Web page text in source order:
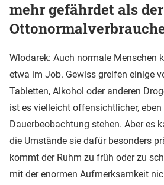
mehr gefährdet als der
Wlodarek: Auch normale Menschen
etwa im Job. Gewiss greifen einige
Tabletten, Alkohol oder anderen
ist es vielleicht offensichtlicher,
Dauerbeobachtung stehen. Aber es
die Umstände sie dafür besonders
kommt der Ruhm zu früh oder zu
mit der enormen Aufmerksamkeit